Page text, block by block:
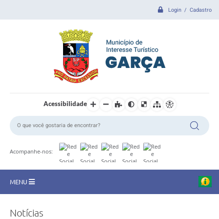
Login / Cadastro
Acessibilidade
Acompanhe-nos:
MENU
CIDADE
Notícias